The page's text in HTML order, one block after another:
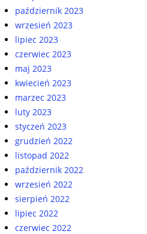
październik 2023
wrzesień 2023
lipiec 2023
czerwiec 2023
maj 2023
kwiecień 2023
marzec 2023
luty 2023
styczeń 2023
grudzień 2022
listopad 2022
październik 2022
wrzesień 2022
sierpień 2022
lipiec 2022
czerwiec 2022